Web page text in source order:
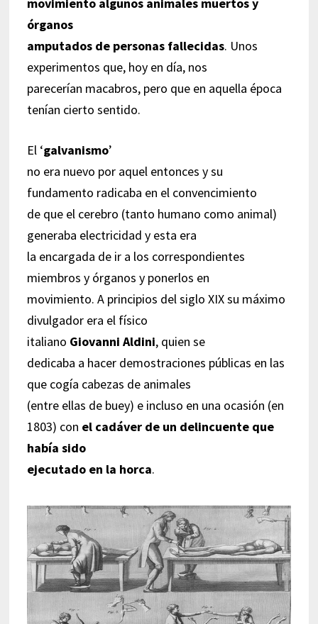
órganos
amputados de personas fallecidas. Unos
experimentos que, hoy en día, nos
parecerían macabros, pero que en aquella época
tenían cierto sentido.
El ‘galvanismo’
no era nuevo por aquel entonces y su
fundamento radicaba en el convencimiento
de que el cerebro (tanto humano como animal)
generaba electricidad y esta era
la encargada de ir a los correspondientes
miembros y órganos y ponerlos en
movimiento. A principios del siglo XIX su máximo
divulgador era el físico
italiano Giovanni Aldini, quien se
dedicaba a hacer demostraciones públicas en las
que cogía cabezas de animales
(entre ellas de buey) e incluso en una ocasión (en
1803) con el cadáver de un delincuente que
había sido
ejecutado en la horca.